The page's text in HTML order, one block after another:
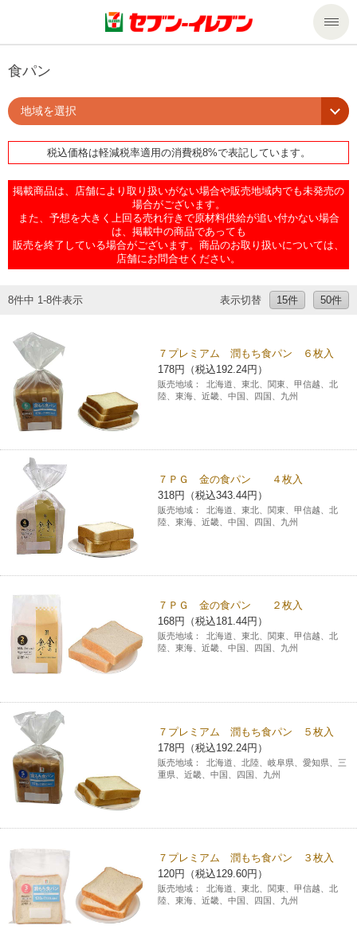
商品のご案内
商品のご案内トップ
今週の新商品
商品カテゴリ一覧
食の安全・安心への取組み
ギフト
プリペイドカード・金券
ニンテンドー・ダウンロードカード
セール・キャンペーン
サービス
nanacoトップ
マルチコピー機でできることトップ
コピー
プリント
スキャン
ファクス
チケット
スポーツ振興くじ
保険
学び・教育
便利なサービス
宅配便
切手・はがき・印紙
セブン銀行ATM
ご利用可能なお支払い方法
各種料金のお支払い
スマホプリペイド
レジでApple Accountにチャージ
コインランドリー（店舗限定）
宅配ロッカー（店舗限定）
モバイルバッテリーシェアリング（店舗限定）
モバイルWi-Fiバッテリーシェアリング（店舗限定）
チケットサービス
セブンチケット
チケットぴあ
イープラス
CNプレイガイド
JTB
セブン‐イレブンでお受取り
タワーレコード
セブンネットショッピング
停電時のサービス停止のお知らせ
企業情報トップ
ニュースリリース
ごあいさつ
企業理念
会社概要
貸借対照表・損益計算書
沿革
売上高、店舗数推移
セブン‐イレブンの海外事業
セブン‐イレブンの「商品力」
セブン-イレブンの横顔
セブン-イレブンの歴史
私たちの取組み
サステナビリティ
サステナビリティトップ
セブン＆アイ・ホールディングスの重点課題
サステナビリティ活動基本方針
サステナビリティ推進体制
GREEN CHALLENGE 2050
サステナビリティニュース
サステナビリティレポート
加盟店オーナー募集
店舗検索
ネットショッピング
お問い合わせ
Language
English (Services)
中文[繁體字](服務)
简体中文(服务)
한국어(서비스)
ภาษาไทย(บริการ)
食パン
地域を選択
税込価格は軽減税率適用の消費税8%で表記しています。
掲載商品は、店舗により取り扱いがない場合や販売地域内でも未発売の
場合がございます。
また、予想を大きく上回る売れ行きで原材料供給が追い付かない場合
は、掲載中の商品であっても
販売を終了している場合がございます。商品のお取り扱いについては、
店舗にお問合せください。
8件中 1-8件表示 表示切替 15件 50件
７プレミアム 潤もち食パン ６枚入
178円（税込192.24円）
販売地域：
北海道、東北、関東、甲信越、北
陸、東海、近畿、中国、四国、九州
７ＰＧ 金の食パン ４枚入
318円（税込343.44円）
販売地域：
北海道、東北、関東、甲信越、北
陸、東海、近畿、中国、四国、九州
７ＰＧ 金の食パン ２枚入
168円（税込181.44円）
販売地域：
北海道、東北、関東、甲信越、北
陸、東海、近畿、中国、四国、九州
７プレミアム 潤もち食パン ５枚入
178円（税込192.24円）
販売地域：
北海道、北陸、岐阜県、愛知県、三
重県、近畿、中国、四国、九州
７プレミアム 潤もち食パン ３枚入
120円（税込129.60円）
販売地域：
北海道、東北、関東、甲信越、北
陸、東海、近畿、中国、四国、九州